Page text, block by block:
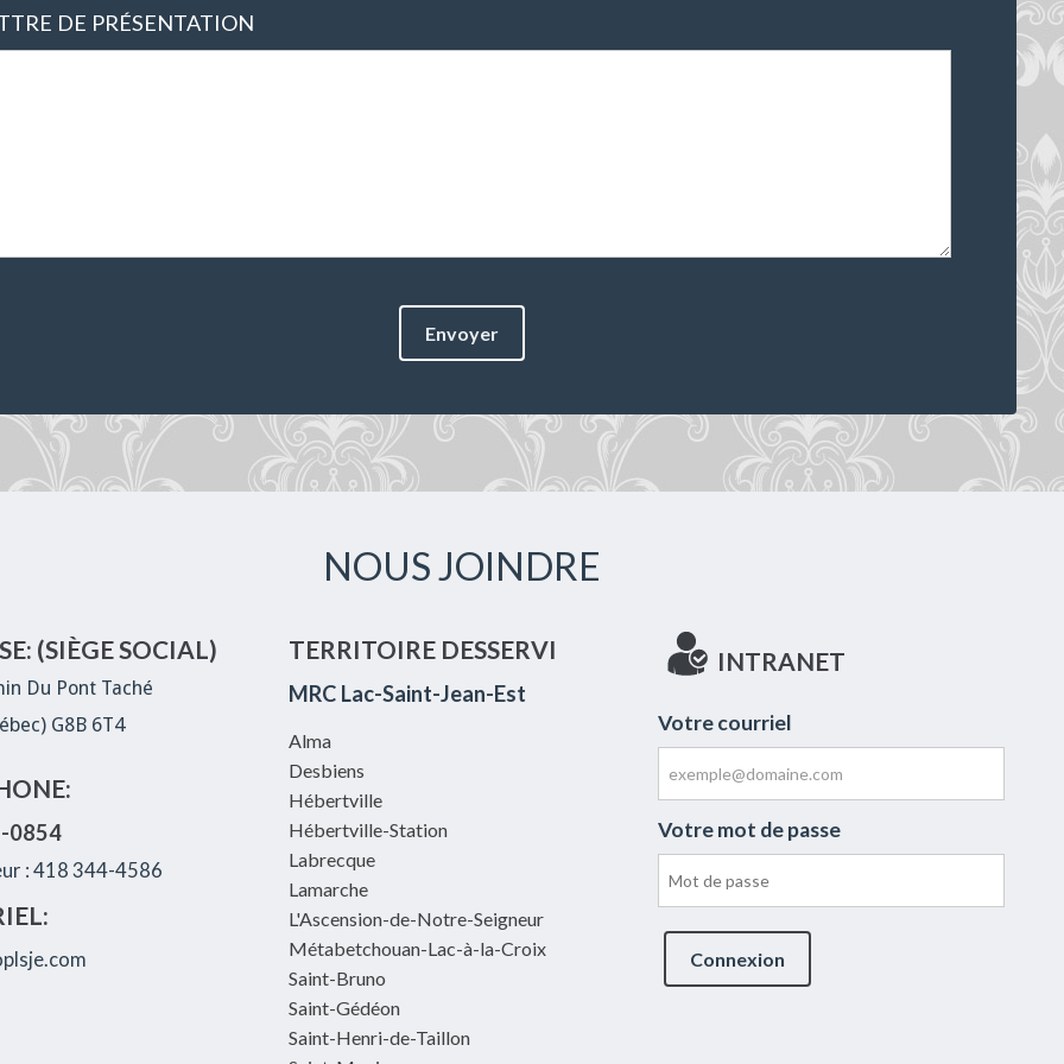
DE PRÉSENTATION
Envoyer
NOUS JOINDRE
(SIÈGE SOCIAL)
Du Pont Taché
G8B 6T4
0854
: 418 344-4586
TERRITOIRE DESSERVI
MRC Lac-Saint-Jean-Est
Alma
Desbiens
Hébertville
Hébertville-Station
Labrecque
Lamarche
L'Ascension-de-Notre-Seigneur
Métabetchouan-Lac-à-la-Croix
Saint-Bruno
Saint-Gédéon
Saint-Henri-de-Taillon
INTRANET
Votre courriel
Votre mot de passe
Connexion